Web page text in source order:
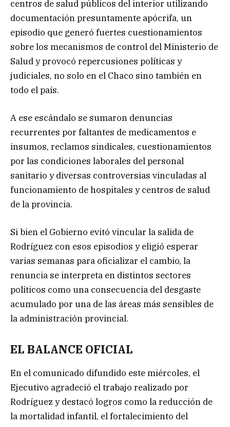
centros de salud públicos del interior utilizando
documentación presuntamente apócrifa, un
episodio que generó fuertes cuestionamientos
sobre los mecanismos de control del Ministerio de
Salud y provocó repercusiones políticas y
judiciales, no solo en el Chaco sino también en
todo el país.
A ese escándalo se sumaron denuncias
recurrentes por faltantes de medicamentos e
insumos, reclamos sindicales, cuestionamientos
por las condiciones laborales del personal
sanitario y diversas controversias vinculadas al
funcionamiento de hospitales y centros de salud
de la provincia.
Si bien el Gobierno evitó vincular la salida de
Rodríguez con esos episodios y eligió esperar
varias semanas para oficializar el cambio, la
renuncia se interpreta en distintos sectores
políticos como una consecuencia del desgaste
acumulado por una de las áreas más sensibles de
la administración provincial.
EL BALANCE OFICIAL
En el comunicado difundido este miércoles, el
Ejecutivo agradeció el trabajo realizado por
Rodríguez y destacó logros como la reducción de
la mortalidad infantil, el fortalecimiento del